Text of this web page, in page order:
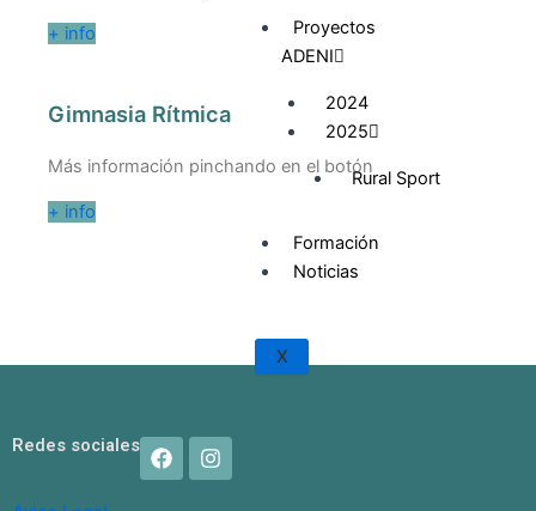
Proyectos
ADENI
2024
2025
Rural Sport
Formación
Noticias
X
+ info
Gimnasia Rítmica
Más información pinchando en el botón
+ info
Redes sociales
F
a
I
n